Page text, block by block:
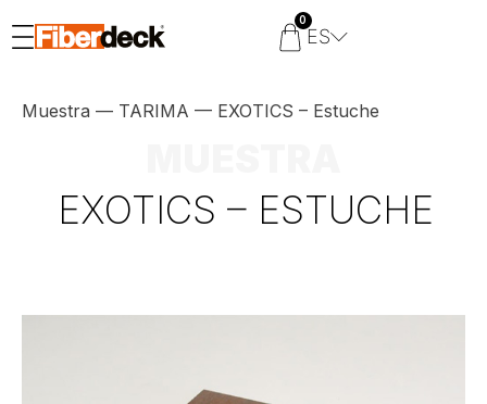
0
ES
Muestra — TARIMA — EXOTICS – Estuche
EXOTICS – ESTUCHE